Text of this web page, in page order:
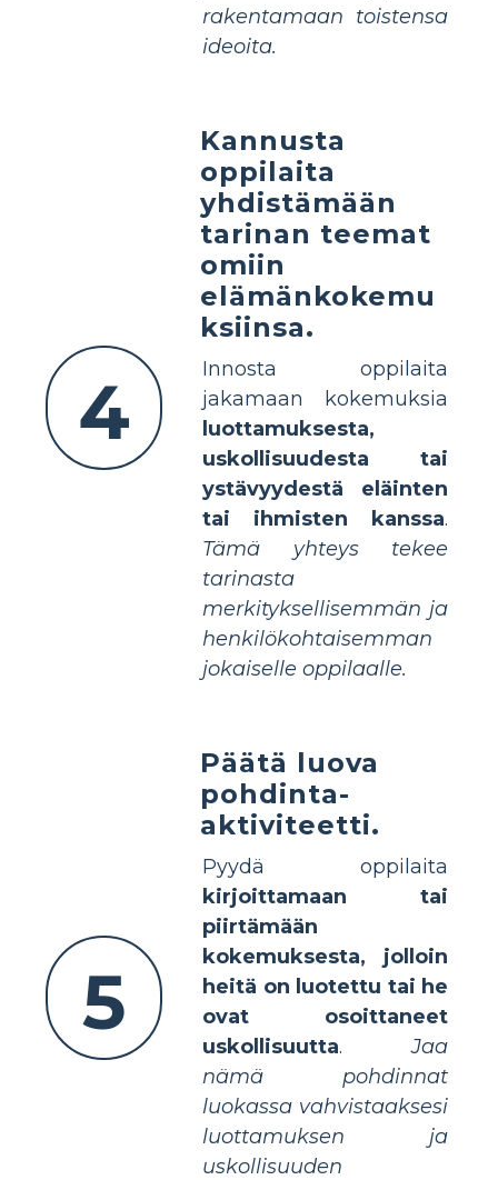
rakentamaan toistensa
ideoita.
4
Kannusta
oppilaita
yhdistämään
tarinan teemat
omiin
elämänkokemu
ksiinsa.
Innosta oppilaita
jakamaan kokemuksia
luottamuksesta,
uskollisuudesta tai
ystävyydestä eläinten
tai ihmisten kanssa.
Tämä yhteys tekee
tarinasta
merkityksellisemmän ja
henkilökohtaisemman
jokaiselle oppilaalle.
5
Päätä luova
pohdinta-
aktiviteetti.
Pyydä oppilaita
kirjoittamaan tai
piirtämään
kokemuksesta, jolloin
heitä on luotettu tai he
ovat osoittaneet
uskollisuutta.Jaa
nämä pohdinnat
luokassa vahvistaaksesi
luottamuksen ja
uskollisuuden